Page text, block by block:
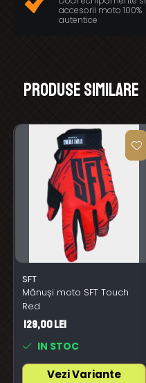
accesorii moto 100%
autentice
Produse similare
SFT
Mănuși moto SFT Touch
Red
129,00 Lei
IN STOC
Vezi Variante